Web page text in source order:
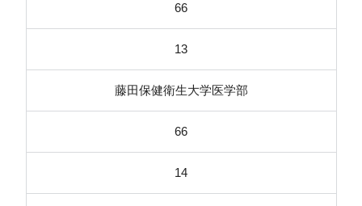
66
13
藤田保健衛生大学医学部
66
14